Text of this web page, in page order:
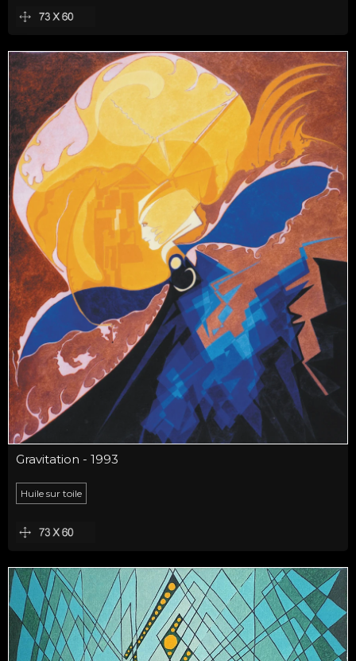
Gravitation - 1993
Huile sur toile